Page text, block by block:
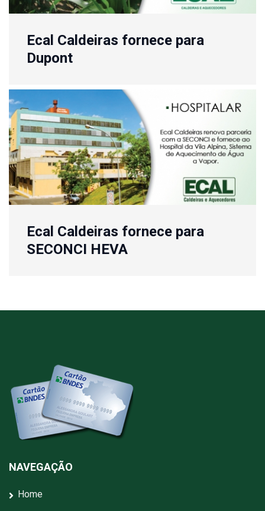
Ecal Caldeiras fornece para
Dupont
Ecal Caldeiras fornece para
SECONCI HEVA
NAVEGAÇÃO
Home